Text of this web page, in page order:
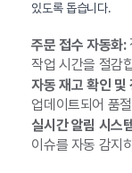
있도록 돕습니다.
주문 접수 자동화:
작업 시간을 절감
자동 재고 확인 및
업데이트되어 품
실시간 알림 시스
이슈를 자동 감지